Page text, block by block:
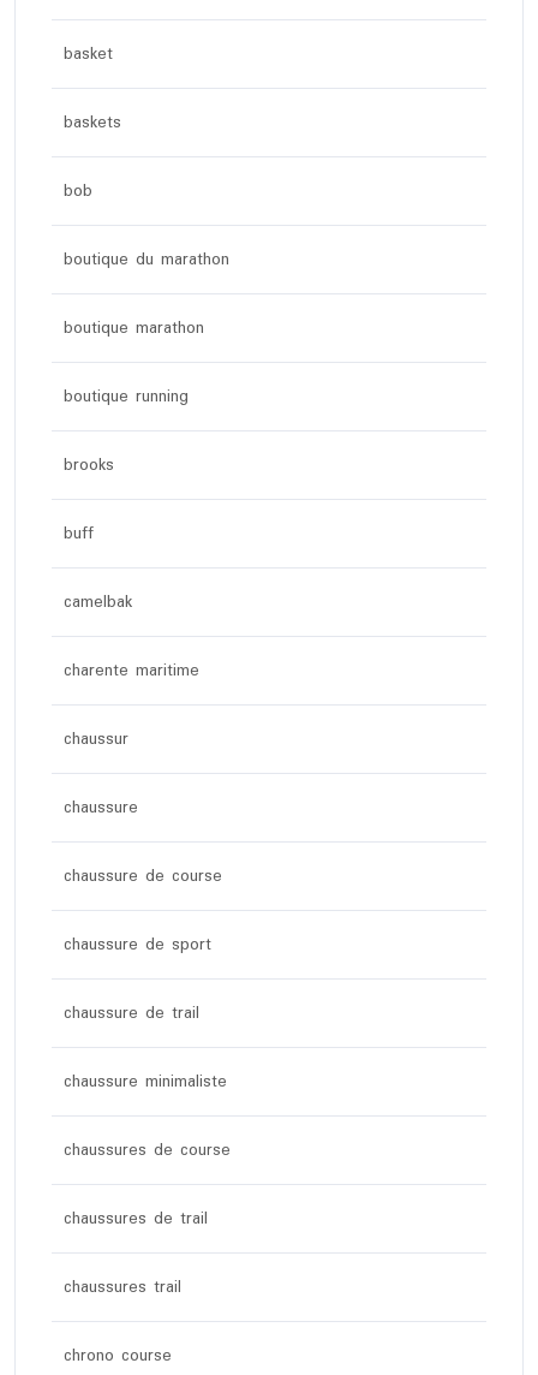
basket
baskets
bob
boutique du marathon
boutique marathon
boutique running
brooks
buff
camelbak
charente maritime
chaussur
chaussure
chaussure de course
chaussure de sport
chaussure de trail
chaussure minimaliste
chaussures de course
chaussures de trail
chaussures trail
chrono course